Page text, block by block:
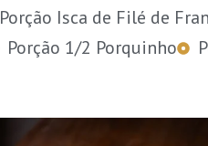
Porção Isca de Filé de
Porção 1/2 Porquinho